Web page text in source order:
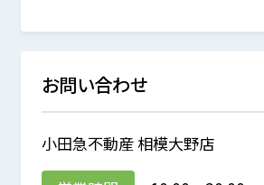
お問い合わせ
小田急不動産 相模大野店